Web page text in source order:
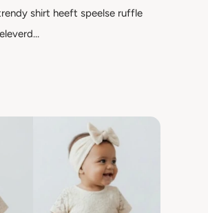
shirt heeft speelse ruffle